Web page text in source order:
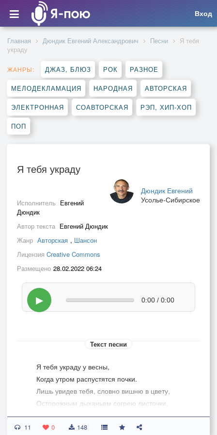
Вход
Главная Дюндик Евгений Александрович Песни
Я тебя
украду
ЖАНРЫ: ДЖАЗ, БЛЮЗ РОК РАЗНОЕ
МЕЛОДЕКЛАМАЦИЯ НАРОДНАЯ АВТОРСКАЯ
ЭЛЕКТРОННАЯ СОАВТОРСКАЯ РЭП, ХИП-ХОП
ПОП
Я тебя украду
Дюндик Евгений
Усолье-Сибирское
Исполнитель Евгений
Дюндик
Автор текста Евгений Дюндик
Жанр Авторская , Шансон
Лицензия Creative Commons
Размещено 28.02.2022 06:24
▶ 0:00 / 0:00
Текст песни
Я тебя украду у весны,
Когда утром распустятся почки.
Лишь увидев тебя, словно вишню в цвету,
Осторожным дыханьем согрею листочки,
И поймаю тебя на лету,
Лепестком с расцветающей ветки.
11 0 148